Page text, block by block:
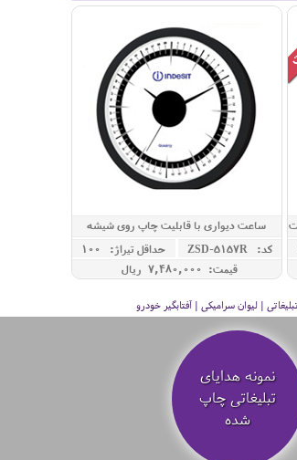
ساعت دیواری با قابلیت چاپ روی شیشه
کد: ZSD-5157R
حداقل تيراژ: 100
قیمت: 7,480,000 ريال
| لیوان سرامیکی | آفتابگیر خودرو
نمونه هدایای
تبلیغاتی چاپ
شده